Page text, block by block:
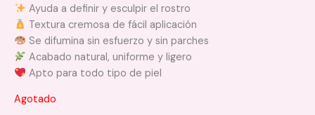
Ayuda a definir y esculpir el rostro
Textura cremosa de fácil aplicación
Se difumina sin esfuerzo y sin parches
Acabado natural, uniforme y ligero
Apto para todo tipo de piel
Agotado